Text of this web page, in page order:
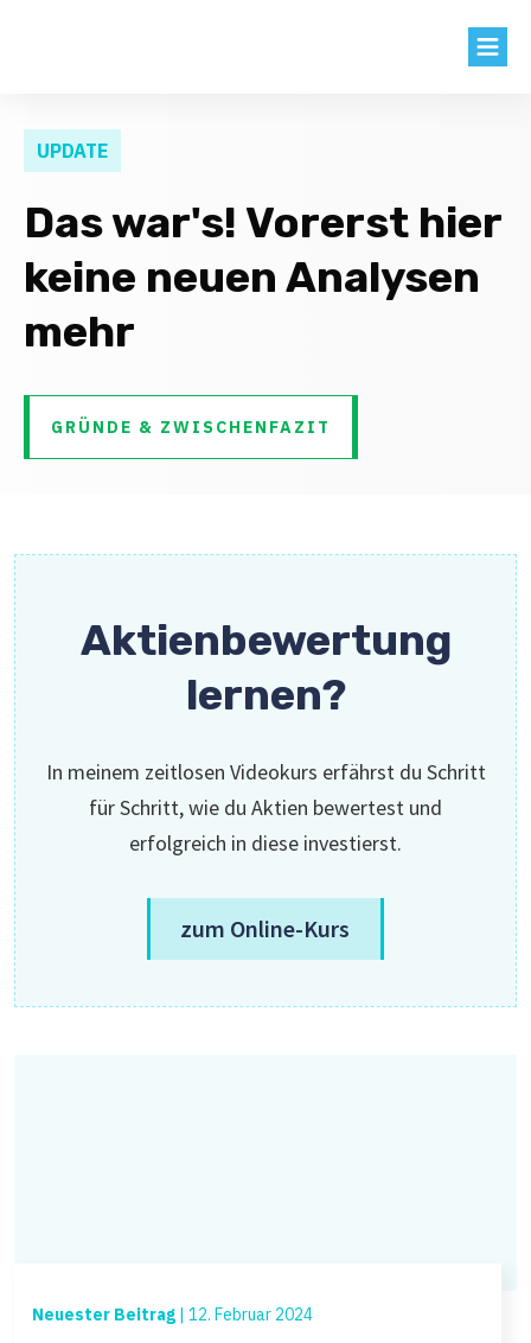
KNOW HOW
UPDATE
Das war's! Vorerst hier
keine neuen Analysen
mehr
GRÜNDE & ZWISCHENFAZIT
Aktienbewertung
lernen?
In meinem zeitlosen Videokurs erfährst du Schritt
für Schritt, wie du Aktien bewertest und
erfolgreich in diese investierst.
zum Online-Kurs
Neuester Beitrag | 12. Februar 2024